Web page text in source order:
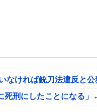
なければ銃刀法違反と
死刑にしたことになる